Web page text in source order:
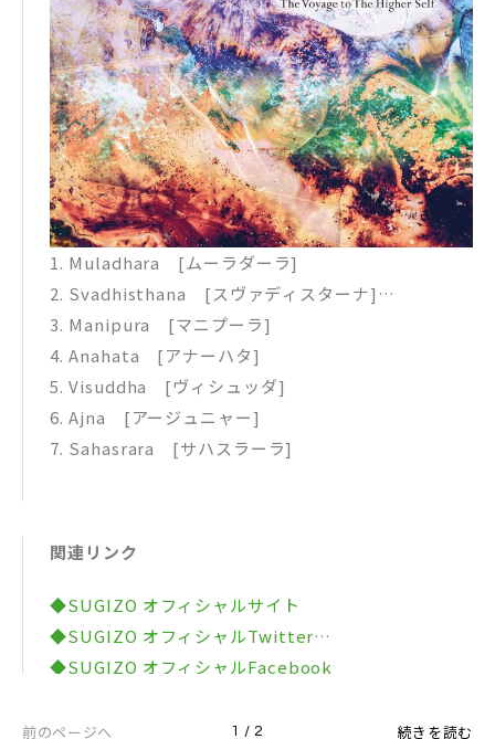
1. Muladhara [ムーラダーラ]
2. Svadhisthana [スヴァディスターナ]
3. Manipura [マニプーラ]
4. Anahata [アナーハタ]
5. Visuddha [ヴィシュッダ]
6. Ajna [アージュニャー]
7. Sahasrara [サハスラーラ]
関連リンク
◆SUGIZO オフィシャルサイト
◆SUGIZO オフィシャルTwitter
◆SUGIZO オフィシャルFacebook
◆SUGIZO オフィシャルLINE
前のページへ 1 / 2 続きを読む